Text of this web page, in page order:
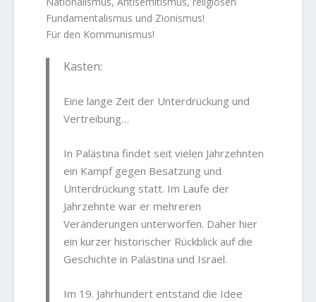
Fundamentalismus und Zionismus!
Für den Kommunismus!
Kasten:
Eine lange Zeit der Unterdrückung und
Vertreibung…
In Palästina findet seit vielen Jahrzehnten
ein Kampf gegen Besatzung und
Unterdrückung statt. Im Laufe der
Jahrzehnte war er mehreren
Veränderungen unterworfen. Daher hier
ein kurzer historischer Rückblick auf die
Geschichte in Palästina und Israel.
Im 19. Jahrhundert entstand die Idee